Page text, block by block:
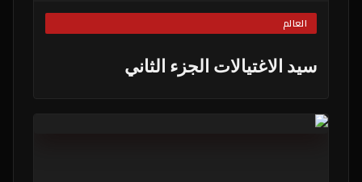
العالم
سيد الاغتيالات الجزء الثاني